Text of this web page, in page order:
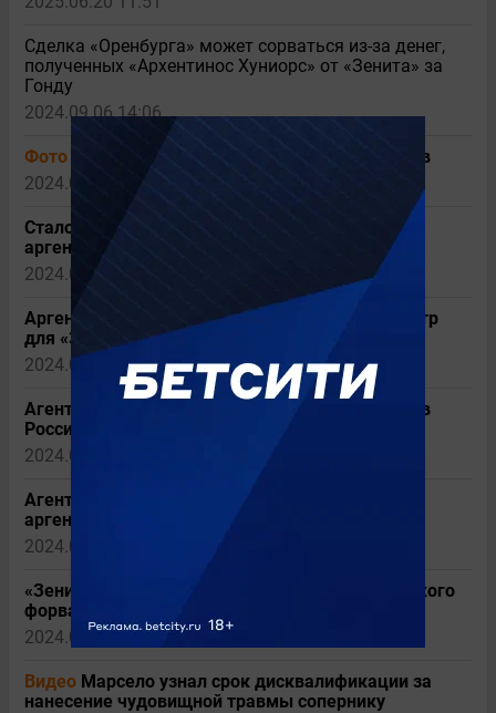
Сделка «Оренбурга» может сорваться из-за денег,
полученных «Архентинос Хуниорс» от «Зенита» за
Гонду
2024.09.06 14:06
Фото Гонду перешел в «Зенит» за 12 миллионов
2024.08.27 16:22
Стало известно, сколько «Зенит» заплатит за
аргентинца Гонду
2024.08.26 22:54
Аргентинский нападающий проходит медосмотр
для «Зенита»
2024.08.26 14:00
5
Агент Гонду сообщил, что игрок направляется в
Россию
2024.08.25 17:03
Агент Гонду прояснил ситуацию с переходом
аргентинца в «Зенит»
2024.08.24 16:08
4
«Зенит» заплатит 10+ миллионов за аргентинского
форварда
2024.08.23 19:55
22
Видео Марсело узнал срок дисквалификации за
нанесение чудовищной травмы сопернику